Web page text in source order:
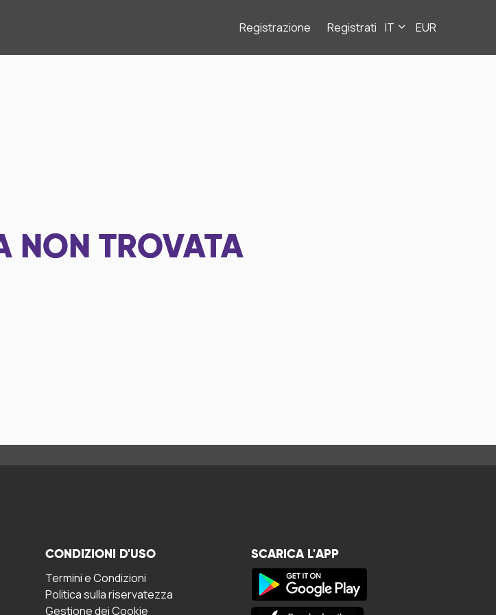
Registrazione Registrati IT EUR
NON TROVATA
CONDIZIONI D'USO
Termini e Condizioni
Politica sulla riservatezza
Gestione dei Cookie
SCARICA L'APP